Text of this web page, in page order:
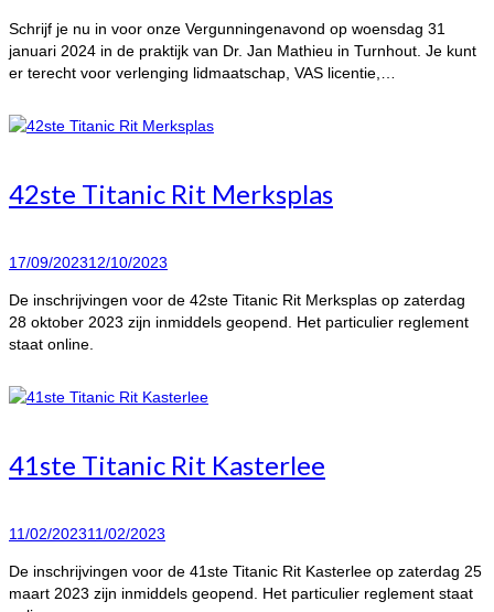
Schrijf je nu in voor onze Vergunningenavond op woensdag 31
januari 2024 in de praktijk van Dr. Jan Mathieu in Turnhout. Je kunt
er terecht voor verlenging lidmaatschap, VAS licentie,…
42ste Titanic Rit Merksplas
17/09/202312/10/2023
De inschrijvingen voor de 42ste Titanic Rit Merksplas op zaterdag
28 oktober 2023 zijn inmiddels geopend. Het particulier reglement
staat online.
41ste Titanic Rit Kasterlee
11/02/202311/02/2023
De inschrijvingen voor de 41ste Titanic Rit Kasterlee op zaterdag 25
maart 2023 zijn inmiddels geopend. Het particulier reglement staat